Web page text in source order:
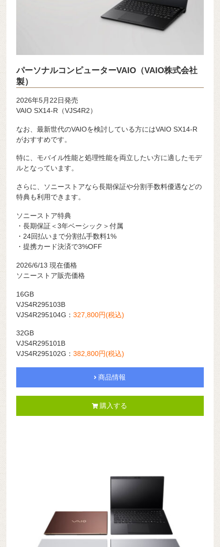
パーソナルコンピューターVAIO（VAIO株式会社
製）
2026年5月22日発売
VAIO SX14-R（VJS4R2）
なお、最新世代のVAIOを検討している方にはVAIO SX14-R
がおすすめです。
特に、モバイル性能と処理性能を両立したい方に適したモデ
ルとなっています。
さらに、ソニーストアなら長期保証や分割手数料優遇などの
特典も利用できます。
ソニーストア特典
・長期保証＜3年ベーシック＞付属
・24回払いまで分割払手数料1%
・提携カード決済で3%OFF
2026/6/13 現在価格
ソニーストア販売価格
16GB
VJS4R295103B
VJS4R295104G：327,800円(税込)
32GB
VJS4R295101B
VJS4R295102G：382,800円(税込)
商品情報
購入する